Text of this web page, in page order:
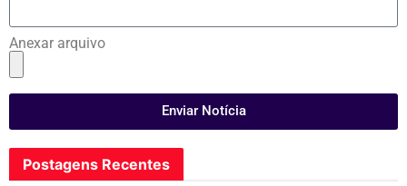
Anexar arquivo
Enviar Notícia
Postagens Recentes